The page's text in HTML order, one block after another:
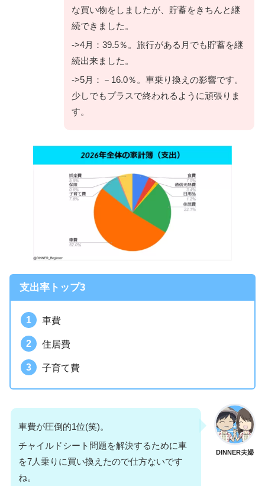
な買い物をしましたが、貯蓄をきちんと継
続できました。
->4月：39.5％。旅行がある月でも貯蓄を継
続出来ました。
->5月：－16.0％。車乗り換えの影響です。
少しでもプラスで終われるように頑張りま
す。
支出率トップ3
車費
住居費
子育て費
DINNER夫婦
車費が圧倒的1位(笑)。
チャイルドシート問題を解決するために車
を7人乗りに買い換えたので仕方ないです
ね。